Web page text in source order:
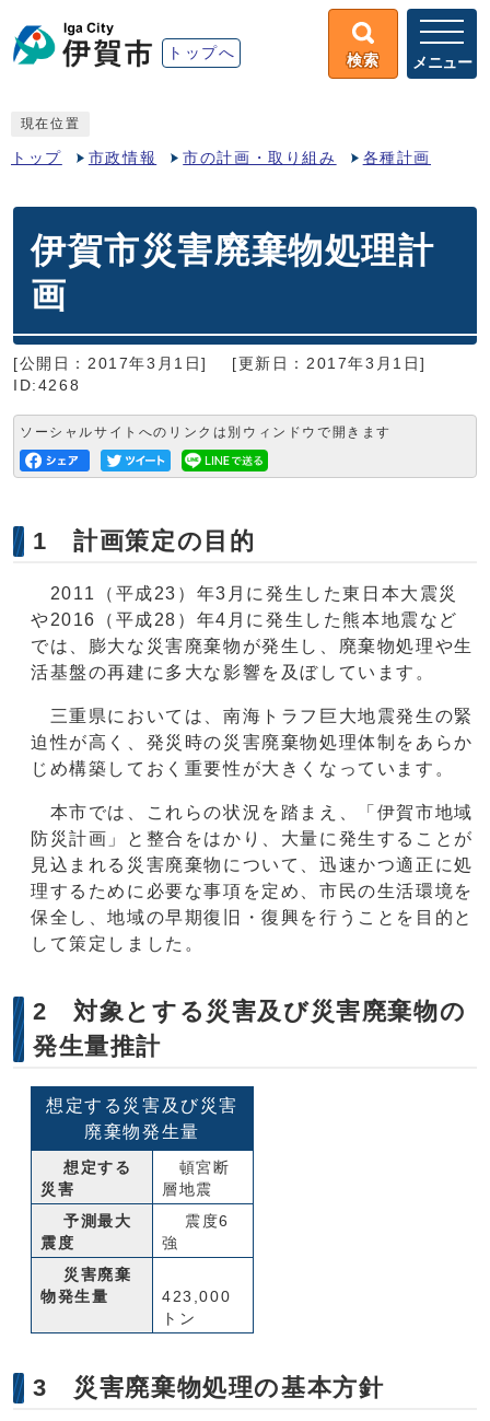
トップへ 検索 メニュー
現在位置
トップ 市政情報 市の計画・取り組み 各種計画
伊賀市災害廃棄物処理計
画
[公開日：2017年3月1日]
[更新日：2017年3月1日]
ID:4268
ソーシャルサイトへのリンクは別ウィンドウで開きます
1 計画策定の目的
2011（平成23）年3月に発生した東日本大震災
や2016（平成28）年4月に発生した熊本地震など
では、膨大な災害廃棄物が発生し、廃棄物処理や生
活基盤の再建に多大な影響を及ぼしています。
三重県においては、南海トラフ巨大地震発生の緊
迫性が高く、発災時の災害廃棄物処理体制をあらか
じめ構築しておく重要性が大きくなっています。
本市では、これらの状況を踏まえ、「伊賀市地域
防災計画」と整合をはかり、大量に発生することが
見込まれる災害廃棄物について、迅速かつ適正に処
理するために必要な事項を定め、市民の生活環境を
保全し、地域の早期復旧・復興を行うことを目的と
して策定しました。
2 対象とする災害及び災害廃棄物の
発生量推計
想定する災害及び災害
廃棄物発生量
想定する
災害
頓宮断
層地震
予測最大
震度
震度6
強
災害廃棄
物発生量
423,000
トン
3 災害廃棄物処理の基本方針